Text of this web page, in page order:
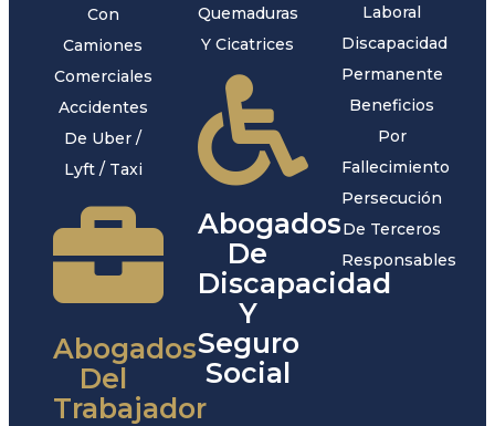
Con
Camiones
Comerciales
Accidentes
De Uber /
Lyft / Taxi
Abogados
Del
Trabajador
Quemaduras
Y Cicatrices
Abogados
De
Discapacidad
Y
Seguro
Social
Laboral
Discapacidad
Permanente
Beneficios
Por
Fallecimiento
Persecución
De Terceros
Responsables